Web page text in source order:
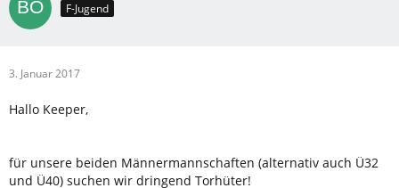
F-Jugend
3. Januar 2017
Hallo Keeper,
für unsere beiden Männermannschaften (alternativ auch Ü32
und Ü40) suchen wir dringend Torhüter!